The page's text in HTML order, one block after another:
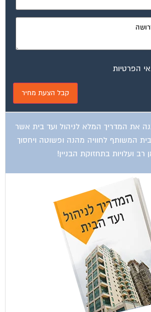
הפרטיות
את המדריך המלא לניהול ועד בית אשר
המשותף לחוויה מהנה ופשוטה ויחסוך
רב ועלויות בתחזוקת הבניין!